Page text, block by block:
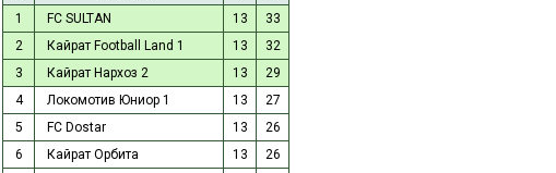
1
FC SULTAN 13
33
2
Кайрат Football Land 1 13
32
3
Кайрат Нархоз 2 13
29
4
Локомотив Юниор 1 13
27
5
FC Dostar 13
26
6
Кайрат Орбита 13
26